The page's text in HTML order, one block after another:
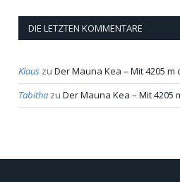
DIE LETZTEN KOMMENTARE
Klaus zu Der Mauna Kea – Mit 4205 m
Tabitha zu Der Mauna Kea – Mit 4205